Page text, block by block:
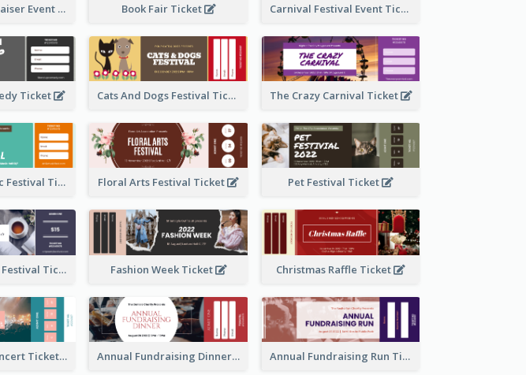
Summer Fundraiser Event Ticket Book Fair Ticket Carnival Festival Event Ticket
Ticket Cats And Dogs Festival Ticket The Crazy Carnival Ticket
Art & Pop Music Festival Ticket Floral Arts Festival Ticket Pet Festival Ticket
Art And Poetry Festival Ticket Fashion Week Ticket Christmas Raffle Ticket
Retro Night Concert Ticket Annual Fundraising Dinner Ticket Annual Fundraising Run Ticket